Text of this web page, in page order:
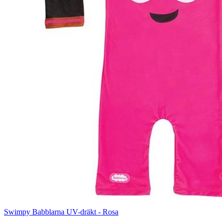
Swimpy Babblarna UV-dräkt - Rosa